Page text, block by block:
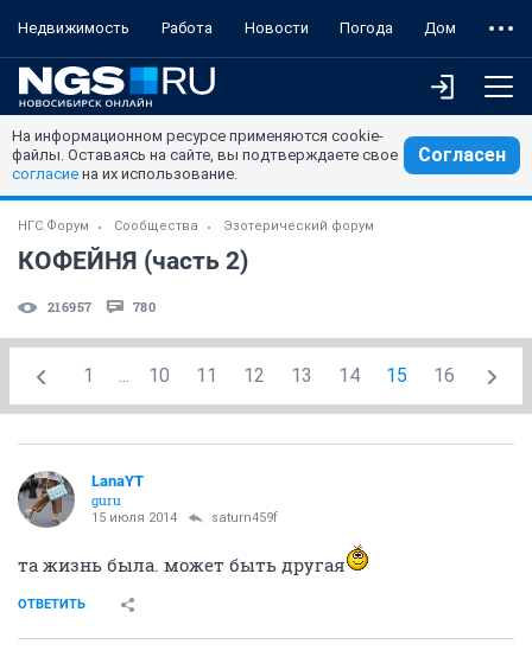
Недвижимость Работа Новости Погода Дом
На информационном ресурсе применяются cookie-
файлы. Оставаясь на сайте, вы подтверждаете свое
согласие на их использование.
Согласен
НГС.Форум Сообщества Эзотерический форум
КОФЕЙНЯ (часть 2)
216957 780
1 ... 10 11 12 13 14 15 16
LanaYT
guru
15 июля 2014 saturn459f
та жизнь была. может быть другая
ОТВЕТИТЬ